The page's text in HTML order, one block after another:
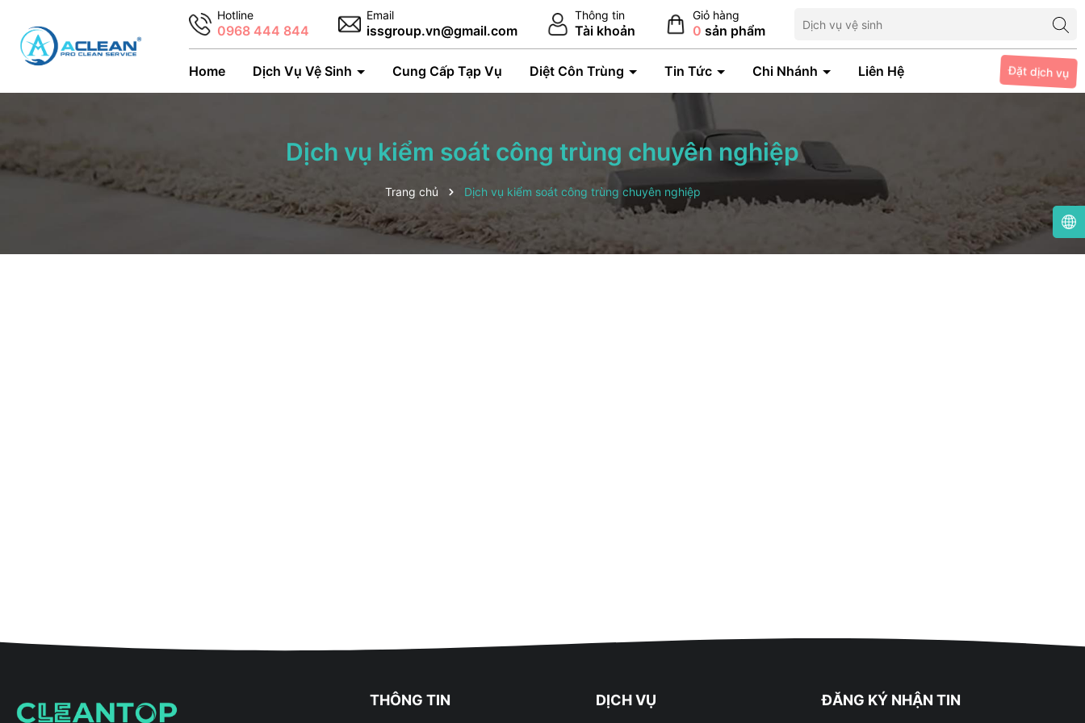
Hotline
0968 444 844
Email
issgroup.vn@gmail.com
Thông tin
Tài khoản
Giỏ hàng
0 sản phẩm
Home Dịch Vụ Vệ Sinh Cung Cấp Tạp Vụ Diệt Côn Trùng Tin Tức Chi Nhánh Liên Hệ Đặt dịch vụ
Dịch vụ kiểm soát công trùng chuyên nghiệp
Trang chủ Dịch vụ kiểm soát công trùng chuyên nghiệp
THÔNG TIN DỊCH VỤ ĐĂNG KÝ NHẬN TIN